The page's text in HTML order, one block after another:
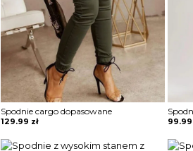
Spodnie cargo dopasowane
129.99 zł 99.99